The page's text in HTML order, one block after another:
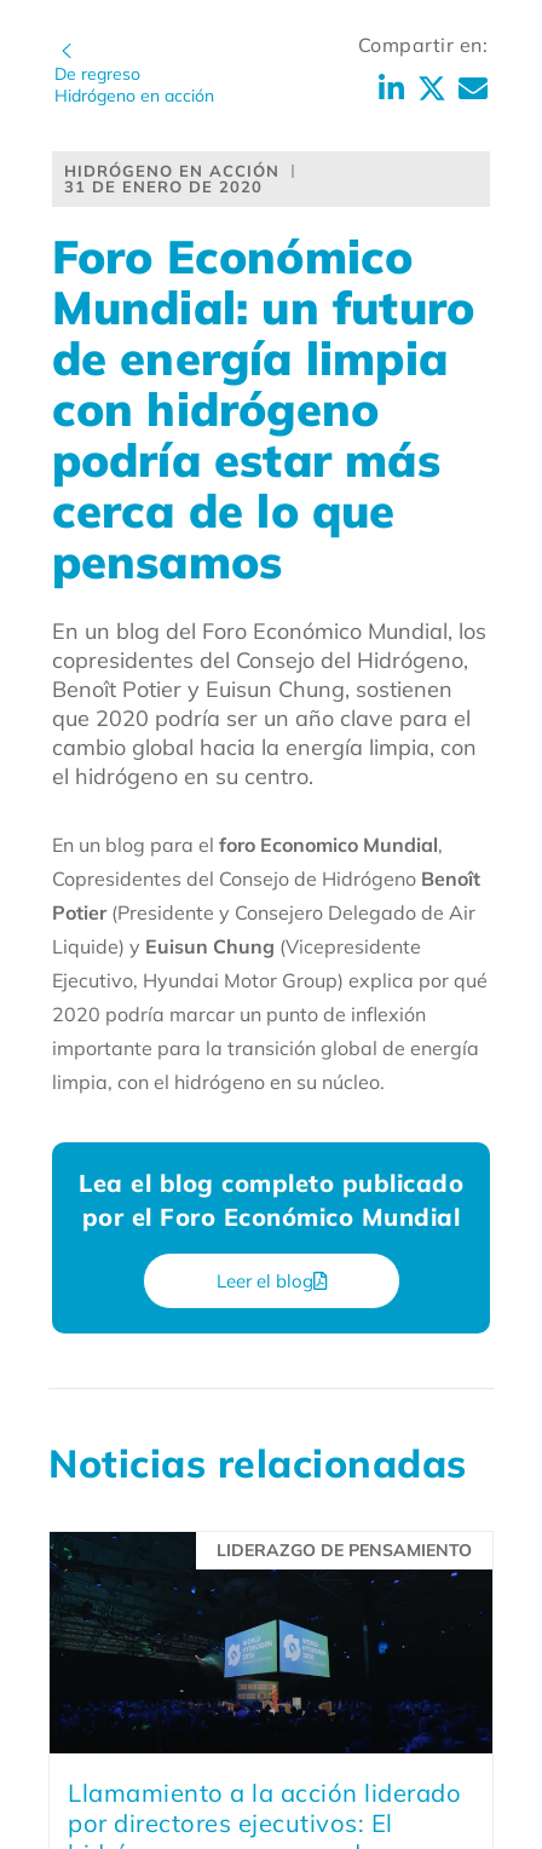
De regreso
Hidrógeno en acción
Compartir en:
HIDRÓGENO EN ACCIÓN
31 DE ENERO DE 2020
Foro Económico
Mundial: un futuro
de energía limpia
con hidrógeno
podría estar más
cerca de lo que
pensamos
En un blog del Foro Económico Mundial, los
copresidentes del Consejo del Hidrógeno,
Benoît Potier y Euisun Chung, sostienen
que 2020 podría ser un año clave para el
cambio global hacia la energía limpia, con
el hidrógeno en su centro.
En un blog para el foro Economico Mundial,
Copresidentes del Consejo de Hidrógeno Benoît
Potier(Presidente y Consejero Delegado de Air
Liquide) y Euisun Chung (Vicepresidente
Ejecutivo, Hyundai Motor Group) explica por qué
2020 podría marcar un punto de inflexión
importante para la transición global de energía
limpia, con el hidrógeno en su núcleo.
Lea el blog completo publicado
por el Foro Económico Mundial
Leer el blog
Noticias relacionadas
LIDERAZGO DE PENSAMIENTO
Llamamiento a la acción liderado
por directores ejecutivos: El